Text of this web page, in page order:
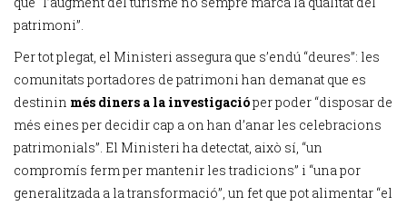
patrimoni”.
Per tot plegat, el Ministeri assegura que s’endú “deures”: les
comunitats portadores de patrimoni han demanat que es
destinin més diners a la investigacióper poder “disposar de
més eines per decidir cap a on han d’anar les celebracions
patrimonials”. El Ministeri ha detectat, això sí, “un
compromís ferm per mantenir les tradicions” i “una por
generalitzada a la transformació”, un fet que pot alimentar “el